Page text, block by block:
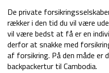
De private
rækker i den tid du vil være
vil være bedst at få er en
derfor at snakke med
af forsikring. På den måde er
backpackertur til Cambodia.